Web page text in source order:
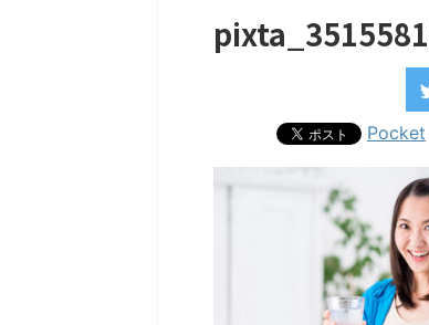
Pocket